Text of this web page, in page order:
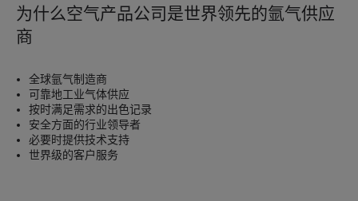
为什么空气产品公司是世界领先的氩气供应
商
全球氩气制造商
可靠地工业气体供应
按时满足需求的出色记录
安全方面的行业领导者
必要时提供技术支持
世界级的客户服务